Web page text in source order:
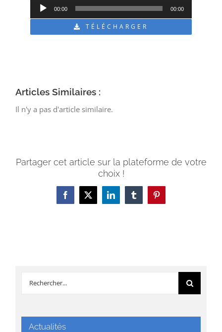
Lecteur
audio
00:00 00:00
TÉLÉCHARGER
Articles Similaires :
Il n'y a pas d'article similaire.
Partager cet article sur la plateforme de votre
choix !
Facebook
X LinkedInTumblrPinterest
Rechercher:
Actualités